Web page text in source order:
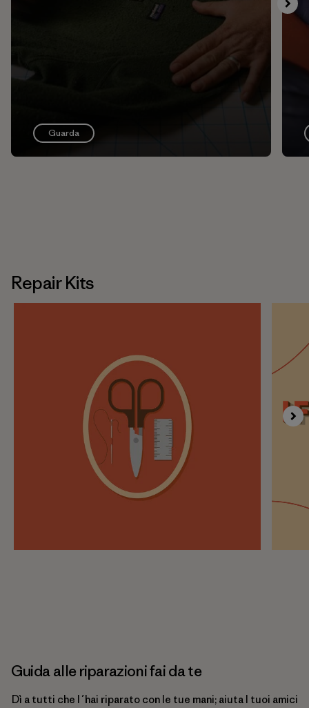
Guarda
Repair Kits
Guida alle riparazioni fai da te
Dì a tutti che l´hai riparato con le tue mani; aiuta I tuoi amici